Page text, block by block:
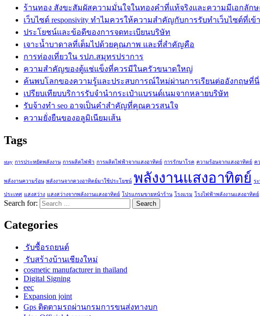
ร้านทอง สังขะสัมผัสความมั่นใจในทองคำที่แท้จริงและความมีเอกลัก
เว็บไซต์ responsivity ทำไมควรให้ความสำคัญกับการรับทำเว็บไซต์ที่เ
ประโยชน์และข้อดีของการจดทะเบียนบริษัท
เจาะน้ำบาดาลที่เต็มไปด้วยคุณภาพ และที่สำคัญคือ
การท่องเที่ยวใน รปภ.สมุทรปราการ
ความสำคัญของตู้แช่แข็งที่ควรมีในครัวขนาดใหญ่
ค้นพบโลกของความรู้และประสบการณ์ใหม่ผ่านการเรียนต่ออังกฤษที่นี่
เปรียบเทียบบริการรับจำนำกระเป๋าแบรนด์เนมจากหลายบริษัท
รับจ้างทำ seo อาจเป็นคำสำคัญที่คุณควรสนใจ
ความยั่งยืนของอลูมิเนียมเส้น
Tags
stay การประหยัดพลังงาน การผลิตไฟฟ้า การผลิตไฟฟ้าจากแสงอาทิตย์ การรักษาโรค ความร้อนจากแสงอาทิตย์ ค
พลังงานความร้อน พลังงานจากดวงอาทิตย์มาใช้ประโยชน์ พลังงานแสงอาทิตย์ ร
ประเทศ แสงสว่าง แสงสว่างจากพลังงานแสงอาทิตย์ โปรแกรมขายหน้าร้าน โรงแรม โรงไฟฟ้าพลังงานแสงอาทิตย์
Search for:
Categories
รับซื้อรถยนต์
รับสร้างบ้านเชียงใหม่
cosmetic manufacturer in thailand
Digital Signing
eec
Expansion joint
Gps ติดตามรถผ่านกรมการขนส่งทางบก